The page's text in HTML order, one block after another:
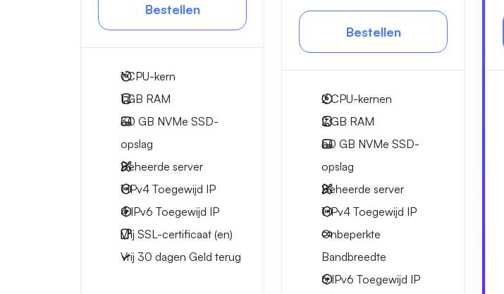
Bestellen
1CPU-kern
1 GB RAM
30 GB NVMe SSD-
opslag
Beheerde server
1 IPv4 Toegewijd IP
4 IPv6 Toegewijd IP
Vrij SSL-certificaat (en)
Vrij 30 dagen Geld terug
Bestellen
2CPU-kernen
2 GB RAM
50 GB NVMe SSD-
opslag
Beheerde server
1 IPv4 Toegewijd IP
Onbeperkte
Bandbreedte
6 IPv6 Toegewijd IP